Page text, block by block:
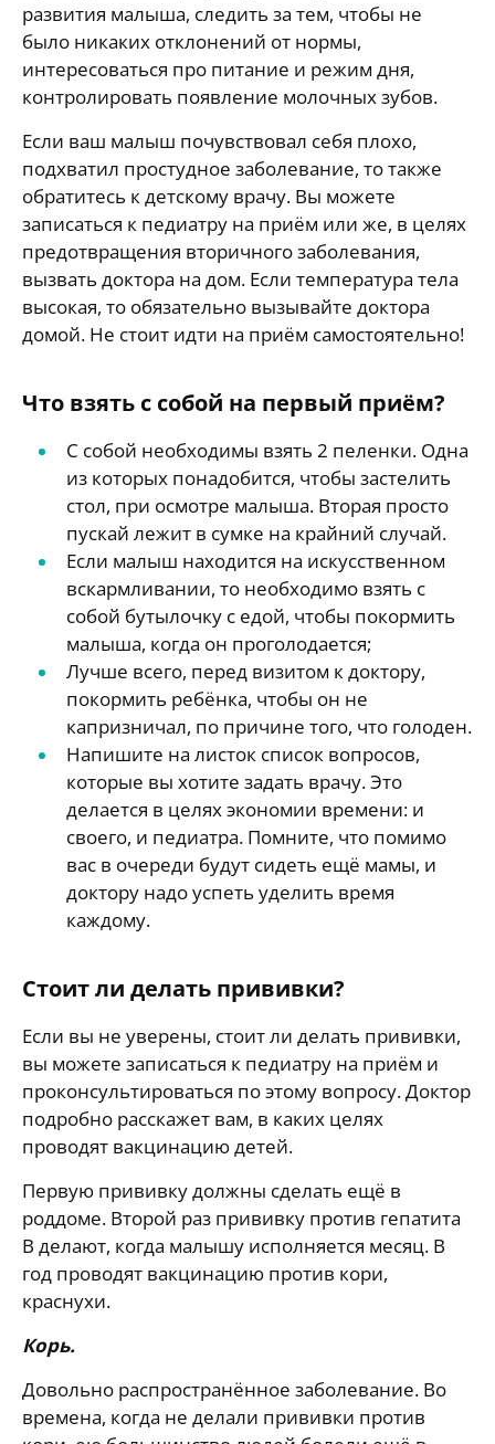
развития малыша, следить за тем, чтобы не
было никаких отклонений от нормы,
интересоваться про питание и режим дня,
контролировать появление молочных зубов.
Если ваш малыш почувствовал себя плохо,
подхватил простудное заболевание, то также
обратитесь к детскому врачу. Вы можете
записаться к педиатру на приём или же, в целях
предотвращения вторичного заболевания,
вызвать доктора на дом. Если температура тела
высокая, то обязательно вызывайте доктора
домой. Не стоит идти на приём самостоятельно!
Что взять с собой на первый приём?
С собой необходимы взять 2 пеленки. Одна
из которых понадобится, чтобы застелить
стол, при осмотре малыша. Вторая просто
пускай лежит в сумке на крайний случай.
Если малыш находится на искусственном
вскармливании, то необходимо взять с
собой бутылочку с едой, чтобы покормить
малыша, когда он проголодается;
Лучше всего, перед визитом к доктору,
покормить ребёнка, чтобы он не
капризничал, по причине того, что голоден.
Напишите на листок список вопросов,
которые вы хотите задать врачу. Это
делается в целях экономии времени: и
своего, и педиатра. Помните, что помимо
вас в очереди будут сидеть ещё мамы, и
доктору надо успеть уделить время
каждому.
Стоит ли делать прививки?
Если вы не уверены, стоит ли делать прививки,
вы можете записаться к педиатру на приём и
проконсультироваться по этому вопросу. Доктор
подробно расскажет вам, в каких целях
проводят вакцинацию детей.
Первую прививку должны сделать ещё в
роддоме. Второй раз прививку против гепатита
B делают, когда малышу исполняется месяц. В
год проводят вакцинацию против кори,
краснухи.
Корь.
Довольно распространённое заболевание. Во
времена, когда не делали прививки против